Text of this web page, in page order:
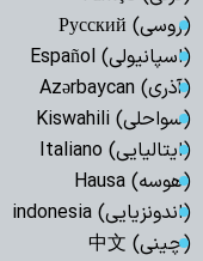
(روسی) Русский
(اسپانیولی) Español
(آذری) Azərbaycan
(سواحلی) Kiswahili
(ایتالیایی) Italiano
(هوسه) Hausa
(اندونزیایی) indonesia
(چینی) 中文